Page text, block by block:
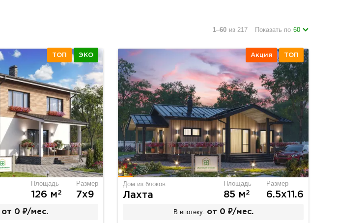
1–60 из 217 Показать по 60
ТОП ЭКО
Площадь
126 м2
Размер
7х9
от 0 ₽/мес.
Акция ТОП
Дом из блоков
Лахта
Площадь
85 м2
Размер
6.5х11.6
В ипотеку: от 0 ₽/мес.